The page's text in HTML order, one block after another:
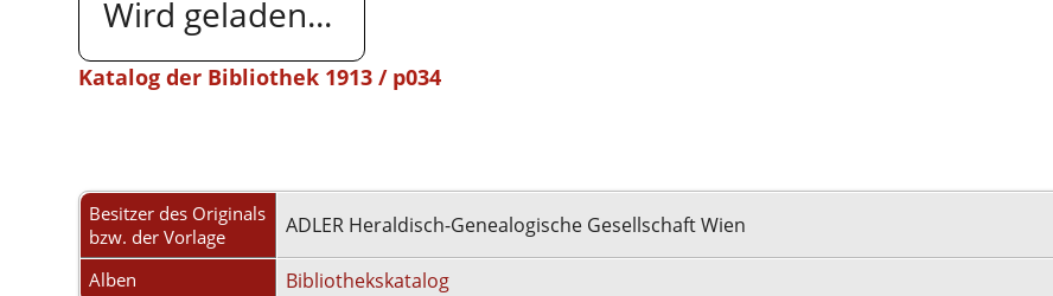
Wird geladen...
Katalog der Bibliothek 1913 / p034
Besitzer des Originals
bzw. der Vorlage
ADLER Heraldisch-Genealogische Gesellschaft Wien
Alben Bibliothekskatalog